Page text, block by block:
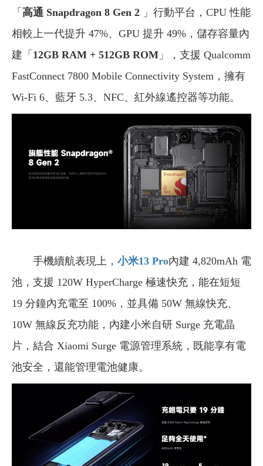
「 高通 Snapdragon 8 Gen 2 」行動平台，CPU 性能
相較上一代提升 47%、GPU 提升 49%，儲存容量內
建「 12GB RAM + 512GB ROM 」，支援 Qualcomm
FastConnect 7800 Mobile Connectivity System，擁有
Wi-Fi 6、藍牙 5.3、NFC、紅外線遙控器等功能。
手機續航表現上， 小米13 Pro內建 4,820mAh 電
池，支援 120W HyperCharge 極速快充，能在短短
19 分鐘內充電至 100%，並具備 50W 無線快充、
10W 無線反充功能，內建小米自研 Surge 充電晶
片，結合 Xiaomi Surge 電源管理系統，既能享有電
池安全，還能管理電池健康。